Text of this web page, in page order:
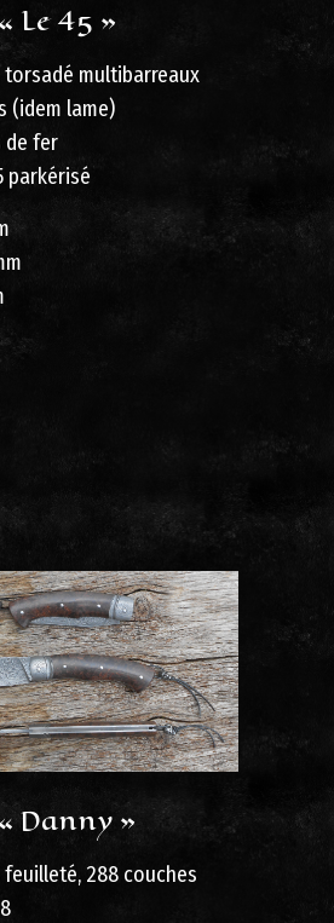
Le 45 »
torsadé multibarreaux
(idem lame)
de fer
parkérisé
Danny »
feuilleté, 288 couches